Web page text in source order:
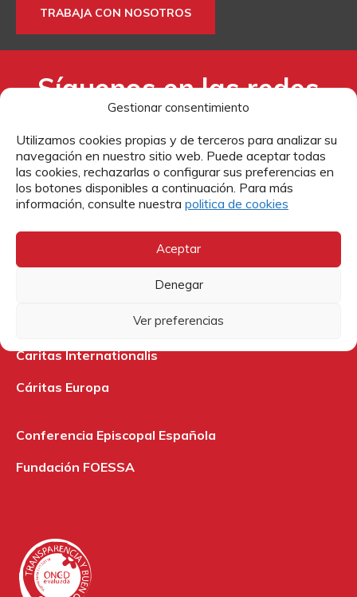
Gestionar consentimiento
Utilizamos cookies propias y de terceros para analizar su
navegación en nuestro sitio web. Puede aceptar todas
las cookies, rechazarlas o configurar sus preferencias en
los botones disponibles a continuación. Para más
información, consulte nuestra politica de cookies
Aceptar
Denegar
Ver preferencias
HERENCIAS Y LEGADOS
TRABAJA CON NOSOTROS
Síguenos en las redes
sociales:
Archidiócesis de Burgos
Caritas Internationalis
Cáritas Europa
Conferencia Episcopal Española
Fundación FOESSA